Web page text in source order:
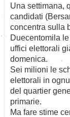
Una settimana,
candidati
concentra sulla
Duecentomila
uffici elettorali
domenica.
Sei milioni le
elettorali in
del quartier
primarie.
Ma fare stime